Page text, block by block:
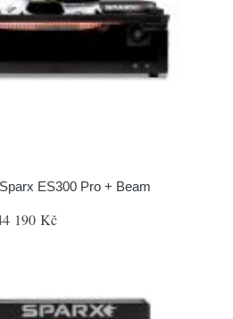
ES300 Pro + Beam
190 Kč